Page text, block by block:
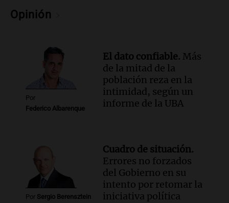
condiciones de circulación
Audio.Uspallata enfrenta un temporal
de nieve que deja varados a 1500
camiones por más de 24 días
Noticias
Episodios
Audio.Exigen justicia por Débora:
Siempre Juntos Rosario
Episodios
Audio.Se divorciaron y la Justicia
ordenó que ella le pague una renta por
vivir en la casa familiar
Opinión
Por
Federico Albarenque
El dato confiable. Más
de la mitad de la
población reza en la
intimidad, según un
informe de la UBA
Por Sergio Berensztein
Cuadro de situación.
Errores no forzados
del Gobierno en su
intento por retomar la
iniciativa política